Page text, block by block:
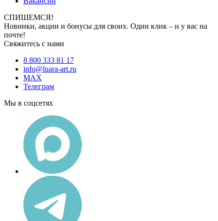
СПИШЕМСЯ!
Новинки, акции и бонусы для своих. Один клик – и у вас на
почте!
Свяжитесь с нами
8 800 333 81 17
info@luara-art.ru
MAX
Телеграм
Мы в соцсетях